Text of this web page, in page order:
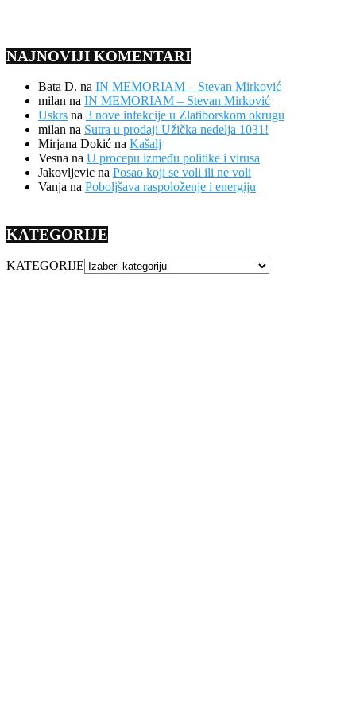
NAJNOVIJI KOMENTARI
Bata D. na IN MEMORIAM – Stevan Mirković
milan na IN MEMORIAM – Stevan Mirković
Uskrs na 3 nove infekcije u Zlatiborskom okrugu
milan na Sutra u prodaji Užička nedelja 1031!
Mirjana Dokić na Kašalj
Vesna na U procepu između politike i virusa
Jakovljevic na Posao koji se voli ili ne voli
Vanja na Poboljšava raspoloženje i energiju
KATEGORIJE
KATEGORIJE